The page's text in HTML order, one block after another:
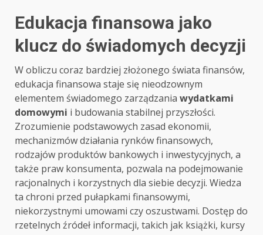
Edukacja finansowa jako
klucz do świadomych decyzji
W obliczu coraz bardziej złożonego świata finansów,
edukacja finansowa staje się nieodzownym
elementem świadomego zarządzania wydatkami
domowymi i budowania stabilnej przyszłości.
Zrozumienie podstawowych zasad ekonomii,
mechanizmów działania rynków finansowych,
rodzajów produktów bankowych i inwestycyjnych, a
także praw konsumenta, pozwala na podejmowanie
racjonalnych i korzystnych dla siebie decyzji. Wiedza
ta chroni przed pułapkami finansowymi,
niekorzystnymi umowami czy oszustwami. Dostęp do
rzetelnych źródeł informacji, takich jak książki, kursy